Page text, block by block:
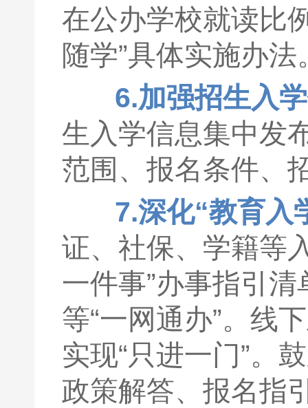
在公办学校就读比
随学”具体实施办法
6.加强招生入
生入学信息集中发
范围、报名条件、
7.深化“教育入
证、社保、学籍等
一件事”办事指引
等“一网通办”。线
实现“只进一门”。
政策解答、报名指